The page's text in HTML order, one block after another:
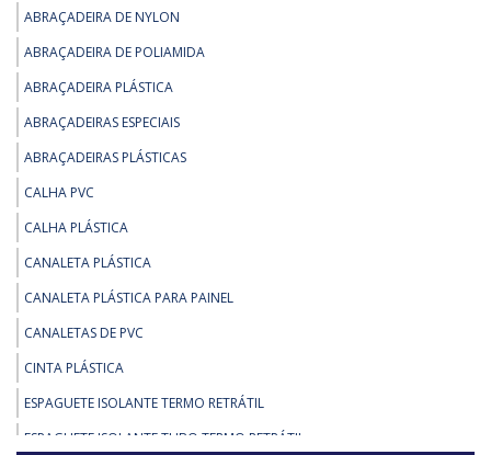
ABRAÇADEIRA DE NYLON
ABRAÇADEIRA DE POLIAMIDA
ABRAÇADEIRA PLÁSTICA
ABRAÇADEIRAS ESPECIAIS
ABRAÇADEIRAS PLÁSTICAS
CALHA PVC
CALHA PLÁSTICA
CANALETA PLÁSTICA
CANALETA PLÁSTICA PARA PAINEL
CANALETAS DE PVC
CINTA PLÁSTICA
ESPAGUETE ISOLANTE TERMO RETRÁTIL
ESPAGUETE ISOLANTE TUBO TERMO RETRÁTIL